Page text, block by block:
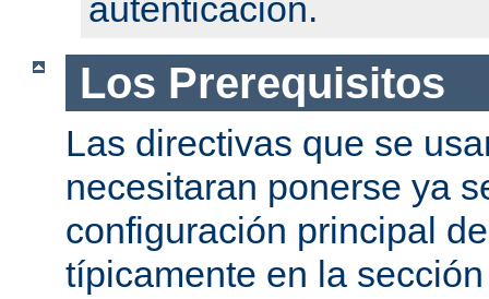
autenticación.
Los Prerequisitos
Las directivas que se
necesitaran ponerse ya
configuración principal
típicamente en la